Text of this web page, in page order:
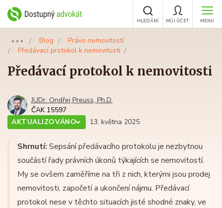
MENU
MŮJ ÚČET
HLEDÁNÍ
●●● Blog
Právo nemovitostí
Předávací protokol k nemovitosti
Předávací protokol k nemovitosti
JUDr. Ondřej Preuss, Ph.D.
ČAK 15597
AKTUALIZOVÁNO
13. května 2025
Shrnutí: Sepsání předávacího protokolu je nezbytnou
součástí řady právních úkonů týkajících se nemovitostí.
My se ovšem zaměříme na tři z nich, kterými jsou prodej
nemovitosti, započetí a ukončení nájmu. Předávací
protokol nese v těchto situacích jisté shodné znaky, ve